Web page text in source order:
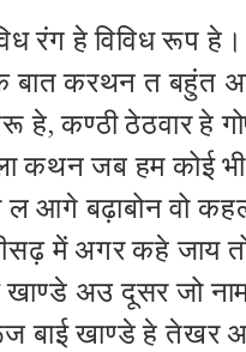
रंग हे विविध रूप
बात करथन त बहुंत
हे, कण्ठी ठेठवार हे
कथन जब हम कोई
आगे बढ़ाबोन वो
में अगर कहे जाय
अउ दूसर जो
बाई खाण्डे हे तेखर